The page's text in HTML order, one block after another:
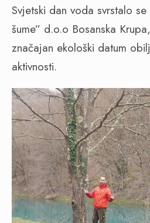
Svjetski dan voda svrstalo se
šume” d.o.o Bosanska
značajan ekološki datum
aktivnosti.